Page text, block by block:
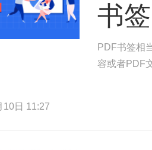
书
PDF书签相
容或者PDF
10日 11:27